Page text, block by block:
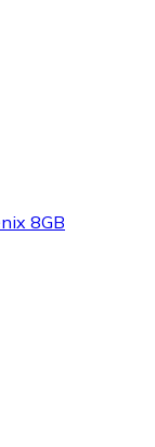
8GB